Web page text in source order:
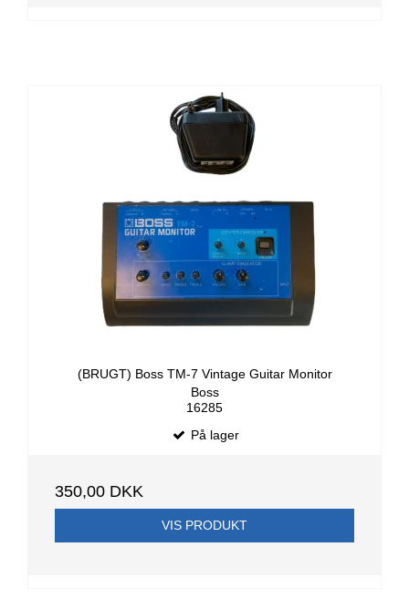
(BRUGT) Boss TM-7 Vintage Guitar Monitor
Boss
16285
På lager
350,00 DKK
VIS PRODUKT